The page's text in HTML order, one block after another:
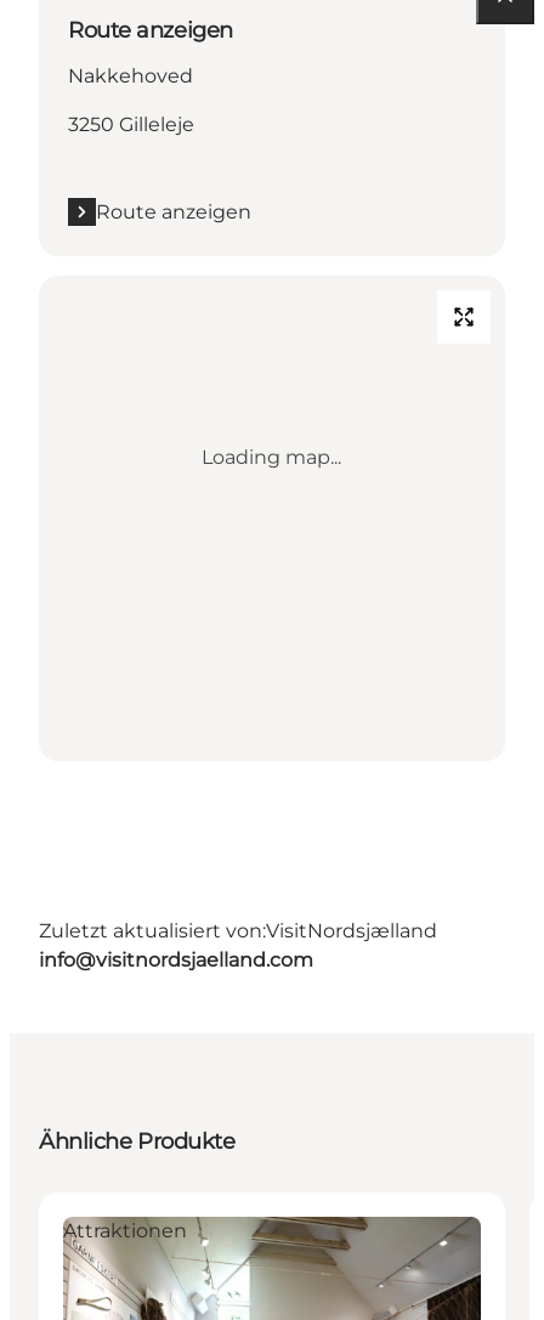
Route anzeigen
Nakkehoved
3250 Gilleleje
Route anzeigen
Loading map...
Zuletzt aktualisiert von:VisitNordsjælland
info@visitnordsjaelland.com
Ähnliche Produkte
Attraktionen